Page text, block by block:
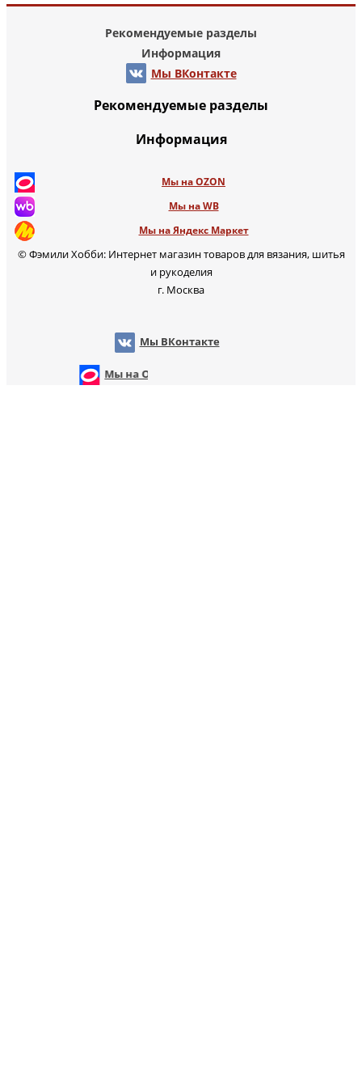
Рекомендуемые разделы
Информация
Мы ВКонтакте
Рекомендуемые разделы
Информация
Мы на OZON
Мы на WB
Мы на Яндекс Маркет
© Фэмили Хобби: Интернет магазин товаров для вязания, шитья
и рукоделия
г. Москва
Мы ВКонтакте
Мы на OZON